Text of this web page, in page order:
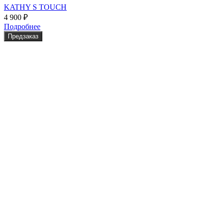
KATHY S TOUCH
4 900 ₽
Подробнее
Предзаказ